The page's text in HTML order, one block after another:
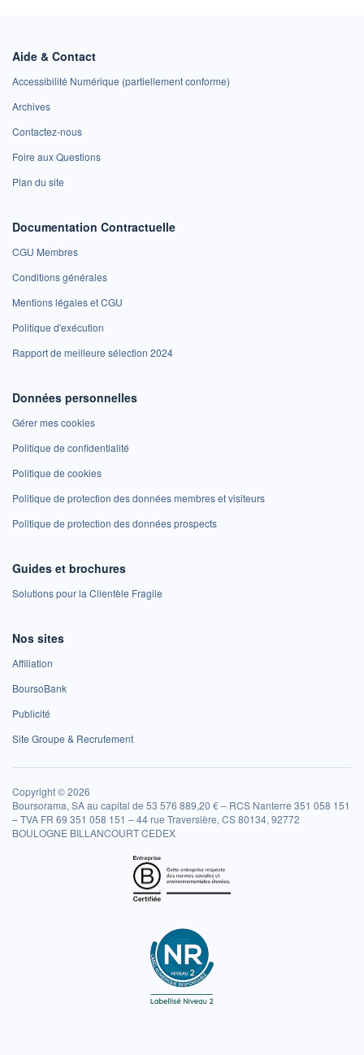
Aide & Contact
Accessibilité Numérique (partiellement conforme)
Archives
Contactez-nous
Foire aux Questions
Plan du site
Documentation Contractuelle
CGU Membres
Conditions générales
Mentions légales et CGU
Politique d'exécution
Rapport de meilleure sélection 2024
Données personnelles
Gérer mes cookies
Politique de confidentialité
Politique de cookies
Politique de protection des données membres et visiteurs
Politique de protection des données prospects
Guides et brochures
Solutions pour la Clientèle Fragile
Nos sites
Affiliation
BoursoBank
Publicité
Site Groupe & Recrutement
Copyright © 2026
Boursorama, SA au capital de 53 576 889,20 € – RCS Nanterre 351 058 151
– TVA FR 69 351 058 151 – 44 rue Traversière, CS 80134, 92772
BOULOGNE BILLANCOURT CEDEX